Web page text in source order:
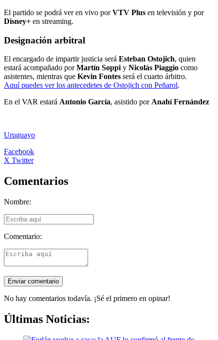
El partido se podrá ver en vivo porVTV Plus en televisión y por
Disney+ en streaming.
Designación arbitral
El encargado de impartir justicia será Esteban Ostojich, quien
estará acompañado porMartín Soppi y Nicolás Piaggio como
asistentes, mientras que Kevin Fontes será el cuarto árbitro.
Aquí puedes ver los antecedetes de Ostojich con Peñarol.
En el VAR estará Antonio García, asistido por Anahí Fernández
Uruguayo
Facebook
X Twitter
Comentarios
Nombre:
Comentario:
No hay comentarios todavía. ¡Sé el primero en opinar!
Últimas Noticias: